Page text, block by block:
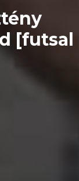
[futsal